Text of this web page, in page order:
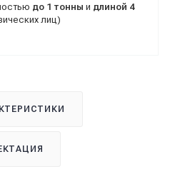
до 1 тонны и длиной 4
лиц)